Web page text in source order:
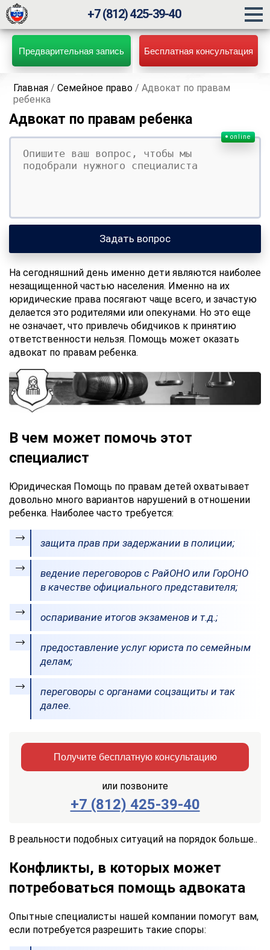
Предварительная запись Бесплатная консультация
+7 (812) 425-39-40
Главная /Семейное право /Адвокат по правам
ребенка
Адвокат по правам ребенка
Ваш вопрос
Ваше имя
Ваши контакты
online
Задать вопрос
На сегодняшний день именно дети являются наиболее
незащищенной частью населения. Именно на их
юридические права посягают чаще всего, и зачастую
делается это родителями или опекунами. Но это еще
не означает, что привлечь обидчиков к принятию
ответственности нельзя. Помощь может оказать
адвокат по правам ребенка.
В чем может помочь этот
специалист
Юридическая Помощь по правам детей охватывает
довольно много вариантов нарушений в отношении
ребенка. Наиболее часто требуется:
защита прав при задержании в полиции;
ведение переговоров с РайОНО или ГорОНО
в качестве официального представителя;
оспаривание итогов экзаменов и т.д.;
предоставление услуг юриста по семейным
делам;
переговоры с органами соцзащиты и так
далее.
Получите бесплатную консультацию
или позвоните
+7 (812) 425-39-40
Заказать
консультацию
данные,
соглашаетесь
Правилами
обработки
персональных
В реальности подобных ситуаций на порядок больше..
Конфликты, в которых может
потребоваться помощь адвоката
Опытные специалисты нашей компании помогут вам,
если потребуется разрешить такие споры: